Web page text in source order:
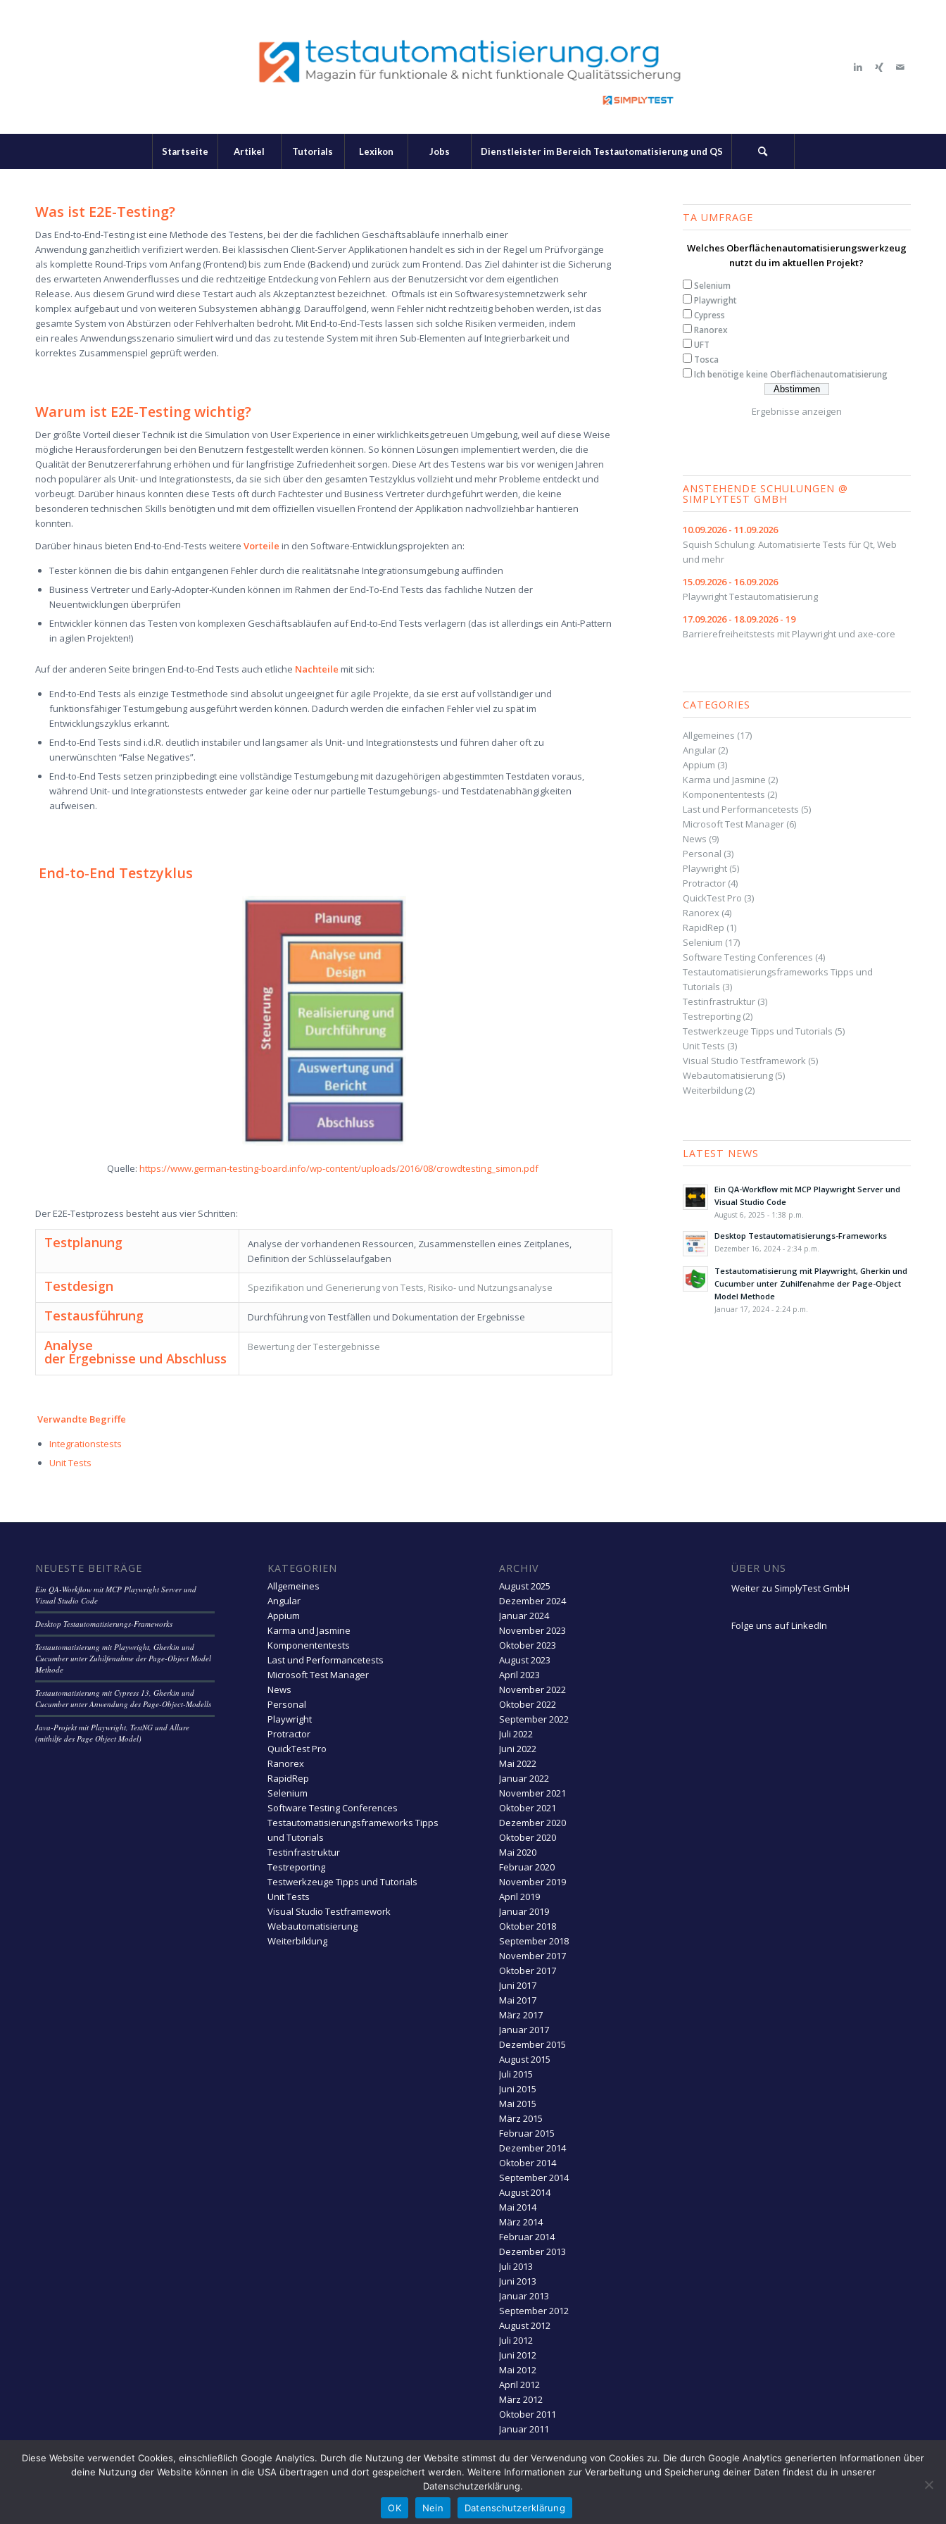
Startseite Artikel Tutorials Lexikon Jobs Dienstleister im Bereich Testautomatisierung und QS
Was ist E2E-Testing?
Das End-to-End-Testingist eine Methode des Testens,bei der die fachlichen Geschäftsabläufe innerhalb einer
Anwendung ganzheitlich verifiziert werden. Bei klassischen Client-ServerApplikationen handelt es sich in der Regel um Prüfvorgänge
als komplette Round-Trips vom Anfang (Frontend)bis zum Ende (Backend)und zurück zum Frontend. Das Ziel dahinter ist die Sicherung
des erwarteten Anwenderflusses und die rechtzeitige Entdeckung von Fehlern aus der Benutzersichtvor dem eigentlichen
Release. Aus diesem Grund wird diese Testart auch als Akzeptanztest bezeichnet. Oftmals ist ein Softwaresystemnetzwerk sehr
komplex aufgebautund von weiteren Subsystemen abhängig. Darauffolgend, wenn Fehler nicht rechtzeitig behoben werden, ist das
gesamte System von Abstürzen oder Fehlverhalten bedroht. Mit End-to-End-Tests lassen sich solche Risiken vermeiden, indem
ein reales Anwendungsszenario simuliert wird und das zu testende System mit ihren Sub-Elementen auf Integrierbarkeitund
korrektes Zusammenspiel geprüft werden.
Warum ist E2E-Testing wichtig?
Der größte Vorteil dieserTechnikist die Simulation von User Experience in einer wirklichkeitsgetreuen Umgebung, weil auf diese Weise
mögliche Herausforderungen bei den Benutzern festgestelltwerden können. So können Lösungen implementiert werden, die die
Qualität der Benutzererfahrung erhöhen und fürlangfristige Zufriedenheit sorgen. Diese Art des Testens war bis vor wenigen Jahren
noch populärer als Unit- und Integrationstests, da sie sich über den gesamten Testzyklus vollzieht und mehr Probleme entdeckt und
vorbeugt. Darüber hinaus konnten diese Tests oft durch Fachtester und Business Vertreter durchgeführt werden, die keine
besonderen technischen Skills benötigten und mit dem offiziellen visuellen Frontend der Applikation nachvollziehbarhantieren
konnten.
Darüber hinaus bieten End-to-End-Tests weitere Vorteile in den Software-Entwicklungsprojekten an:
Testerkönnen die bis dahin entgangenen Fehler durch die realitätsnahe Integrationsumgebung auffinden
Business Vertreter und Early-Adopter-Kunden können im Rahmen der End-To-End Tests das fachliche Nutzen der
Neuentwicklungen überprüfen
Entwickler können das Testen von komplexen Geschäftsabläufen auf End-to-End Tests verlagern (das ist allerdings ein Anti-Pattern
in agilen Projekten!)
Auf der anderen Seite bringen End-to-End Tests auch etliche Nachteile mit sich:
End-to-End Tests als einzige Testmethode sind absolut ungeeignet für agile Projekte, da sie erst auf vollständiger und
funktionsfähigerTestumgebung ausgeführt werden können. Dadurch werden die einfachen Fehler viel zu spät im
Entwicklungszyklus erkannt.
End-to-End Tests sind i.d.R. deutlich instabiler und langsamer als Unit- und Integrationstests und führen daher oft zu
unerwünschten “False Negatives”.
End-to-End Tests setzen prinzipbedingt eine vollständige Testumgebung mit dazugehörigen abgestimmten Testdaten voraus,
während Unit- und Integrationstests entweder gar keine oder nur partielle Testumgebungs- und Testdatenabhängigkeiten
aufweisen.
End-to-End Testzyklus
Quelle:https://www.german-testing-board.info/wp-content/uploads/2016/08/crowdtesting_simon.pdf
Der E2E-Testprozess besteht aus vier Schritten:
Testplanung
Analyse der vorhandenen Ressourcen, Zusammenstellen eines Zeitplanes,
Definition der Schlüsselaufgaben
Testdesign Spezifikation und Generierung von Tests, Risiko- und Nutzungsanalyse
Testausführung Durchführung von Testfällen und Dokumentation der Ergebnisse
Analyse
der Ergebnisse und Abschluss
Bewertung der Testergebnisse
Verwandte Begriffe
Integrationstests
UnitTests
TA UMFRAGE
Welches Oberflächenautomatisierungswerkzeug
nutzt du im aktuellen Projekt?
Selenium
Playwright
Cypress
Ranorex
UFT
Tosca
Ich benötige keine Oberflächenautomatisierung
Ergebnisse anzeigen
ANSTEHENDE SCHULUNGEN @
SIMPLYTEST GMBH
10.09.2026 - 11.09.2026
Squish Schulung: Automatisierte Tests für Qt, Web
und mehr
15.09.2026 - 16.09.2026
Playwright Testautomatisierung
17.09.2026 - 18.09.2026 - 19
Barrierefreiheitstests mit Playwright und axe-core
CATEGORIES
Allgemeines (17)
Angular(2)
Appium (3)
Karma und Jasmine (2)
Komponententests (2)
Last und Performancetests (5)
Microsoft Test Manager(6)
News (9)
Personal (3)
Playwright(5)
Protractor(4)
QuickTest Pro (3)
Ranorex(4)
RapidRep (1)
Selenium (17)
Software Testing Conferences (4)
Testautomatisierungsframeworks Tipps und
Tutorials (3)
Testinfrastruktur(3)
Testreporting(2)
Testwerkzeuge Tipps und Tutorials (5)
Unit Tests (3)
Visual Studio Testframework (5)
Webautomatisierung(5)
Weiterbildung(2)
LATEST NEWS
Ein QA-Workflow mit MCP Playwright Server und
Visual Studio Code
August 6, 2025 - 1:38 p.m.
Desktop Testautomatisierungs-Frameworks
Dezember 16, 2024 - 2:34 p.m.
Testautomatisierung mit Playwright, Gherkin und
Cucumber unter Zuhilfenahme der Page-Object
Model Methode
Januar 17, 2024 - 2:24 p.m.
NEUESTE BEITRÄGE
Ein QA-Workflow mit MCP Playwright Server und
Visual Studio Code
Desktop Testautomatisierungs-Frameworks
Testautomatisierung mit Playwright, Gherkin und
Cucumber unter Zuhilfenahme der Page-Object Model
Methode
Testautomatisierung mit Cypress 13, Gherkin und
Cucumber unter Anwendung des Page-Object-Modells
Java-Projekt mit Playwright, TestNG und Allure
(mithilfe des Page Object Model)
KATEGORIEN
Allgemeines
Angular
Appium
Karma und Jasmine
Komponententests
Last und Performancetests
Microsoft Test Manager
News
Personal
Playwright
Protractor
QuickTest Pro
Ranorex
RapidRep
Selenium
Software Testing Conferences
Testautomatisierungsframeworks Tipps
und Tutorials
Testinfrastruktur
Testreporting
Testwerkzeuge Tipps und Tutorials
Unit Tests
Visual Studio Testframework
Webautomatisierung
Weiterbildung
ARCHIV
August 2025
Dezember 2024
Januar 2024
November 2023
Oktober 2023
August 2023
April 2023
November 2022
Oktober 2022
September 2022
Juli 2022
Juni 2022
Mai 2022
Januar 2022
November 2021
Oktober 2021
Dezember 2020
Oktober 2020
Mai 2020
Februar 2020
November 2019
April 2019
Januar 2019
Oktober 2018
September 2018
November 2017
Oktober 2017
Juni 2017
Mai 2017
März 2017
Januar 2017
Dezember 2015
August 2015
Juli 2015
Juni 2015
Mai 2015
März 2015
Februar 2015
Dezember 2014
Oktober 2014
September 2014
August 2014
Mai 2014
März 2014
Februar 2014
Dezember 2013
Juli 2013
Juni 2013
Januar 2013
September 2012
August 2012
Juli 2012
Juni 2012
Mai 2012
April 2012
März 2012
Oktober 2011
Januar 2011
November 2010
ÜBER UNS
Weiter zu SimplyTest GmbH
Folge uns auf LinkedIn
Diese Website verwendet Cookies, einschließlich Google Analytics. Durch die Nutzung der Website stimmst du der Verwendung von Cookies zu. Die durch Google Analytics generierten Informationen über
deine Nutzung der Website können in die USA übertragen und dort gespeichert werden. Weitere Informationen zur Verarbeitung und Speicherung deiner Daten findest du in unserer
Datenschutzerklärung.
OK
Nein Datenschutzerklärung